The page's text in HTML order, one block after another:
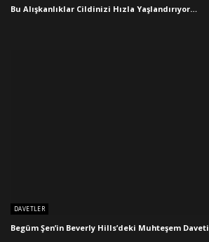
Bu Alışkanlıklar Cildinizi Hızla Yaşlandırıyor…
DAVETLER
Begüm Şen’in Beverly Hills’deki Muhteşem Daveti